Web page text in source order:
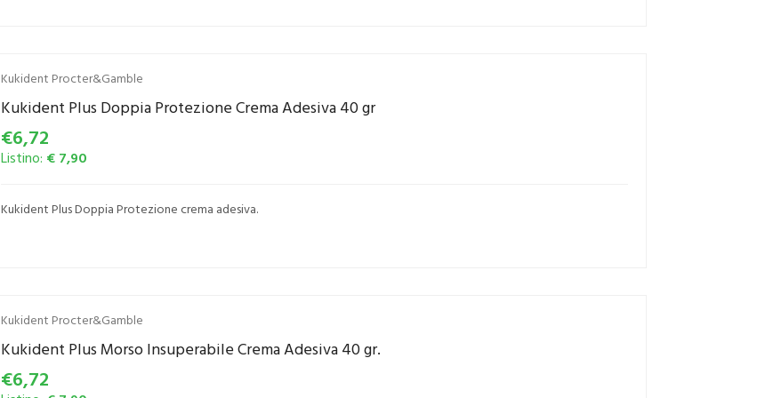
Kukident Procter&Gamble
Kukident Plus Doppia Protezione Crema Adesiva 40 gr
€6,72
Listino: € 7,90
Kukident Plus Doppia Protezione crema adesiva.
Kukident Procter&Gamble
Kukident Plus Morso Insuperabile Crema Adesiva 40 gr.
€6,72